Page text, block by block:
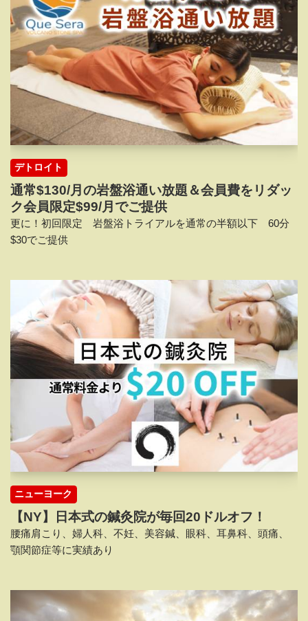
デトロイト
通常$130/月の岩盤浴通い放題＆会員費をリダッ
ク会員限定$99/月でご提供
更に！初回限定 岩盤浴トライアルを通常の半額以下 60分
$30でご提供
ニューヨーク
【NY】日本式の鍼灸院が毎回20ドルオフ！
腰痛肩こり、婦人科、不妊、美容鍼、眼科、耳鼻科、頭痛、
顎関節症等に実績あり